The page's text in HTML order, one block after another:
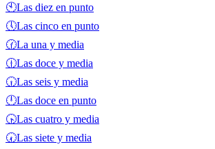
🕙Las diez en punto
🕔Las cinco en punto
🕜La una y media
🕧Las doce y media
🕡Las seis y media
🕛Las doce en punto
🕟Las cuatro y media
🕢Las siete y media